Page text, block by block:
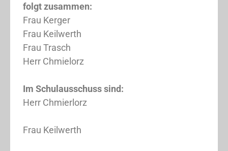
folgt zusammen:
Frau Kerger
Frau Keilwerth
Frau Trasch
Herr Chmielorz
Im Schulausschuss sind:
Herr Chmierlorz
Frau Keilwerth